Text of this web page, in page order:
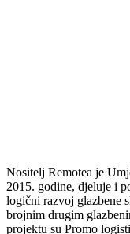
Nositelj Remotea je
2015. godine, djeluje i
logični razvoj glazbene
brojnim drugim
projektu su Promo